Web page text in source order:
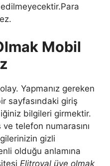
Mobil
Yapmanız gereken
sayfasındaki giriş
bilgileri girmektir.
telefon numarasını
gizli
olduğu anlamına
Elitroyal üye olmak